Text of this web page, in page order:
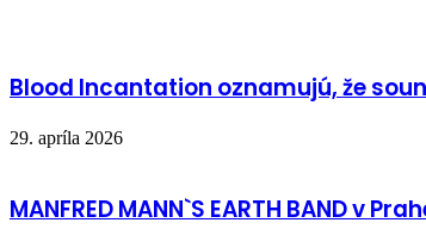
Blood Incantation oznamujú, že
29. apríla 2026
MANFRED MANN`S EARTH BAND v